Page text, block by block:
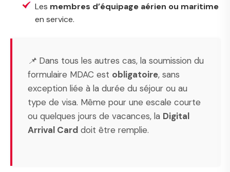
Les membres d’équipage aérien ou maritime
en service.
📌 Dans tous les autres cas, la soumission du
formulaire MDAC est obligatoire, sans
exception liée à la durée du séjour ou au
type de visa. Même pour une escale courte
ou quelques jours de vacances, la Digital
Arrival Card doit être remplie.